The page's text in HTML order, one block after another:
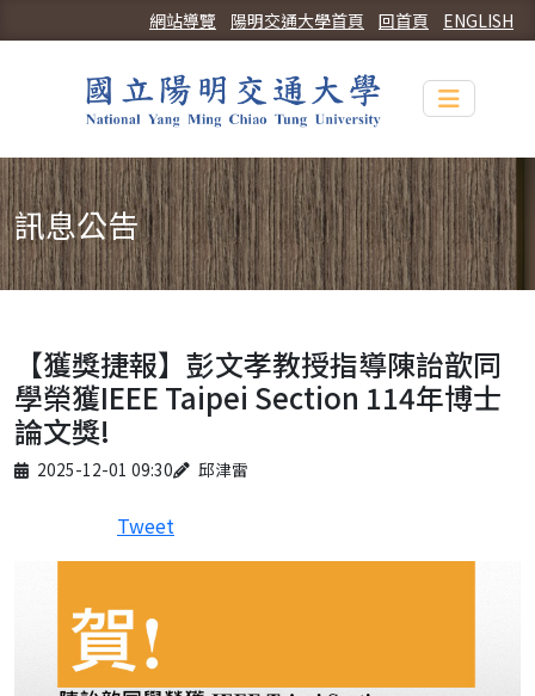
ENGLISH
回首頁
陽明交通大學首頁
網站導覽
Toggle
訊息公告
【獲獎捷報】彭文孝教授指導陳詒歆同
學榮獲IEEE Taipei Section 114年博士
論文獎!
Published on
2025-12-01 09:30
Author 邱津雷
Tweet